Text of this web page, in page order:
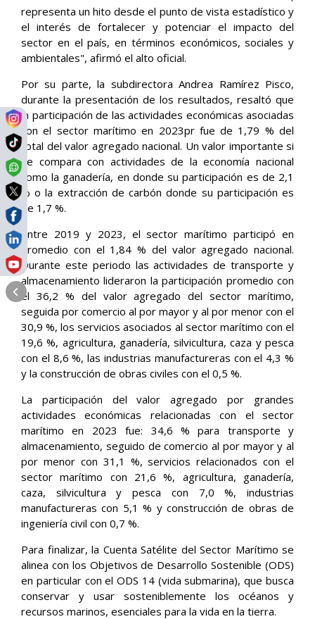
representa un hito desde el punto de vista estadístico y
el interés de fortalecer y potenciar el impacto del
sector en el país, en términos económicos, sociales y
ambientales", afirmó el alto oficial.
Por su parte, la subdirectora Andrea Ramírez Pisco,
durante la presentación de los resultados, resaltó que
la participación de las actividades económicas asociadas
con el sector marítimo en 2023pr fue de 1,79 % del
total del valor agregado nacional. Un valor importante si
se compara con actividades de la economía nacional
como la ganadería, en donde su participación es de 2,1
% o la extracción de carbón donde su participación es
de 1,7 %.
Entre 2019 y 2023, el sector marítimo participó en
promedio con el 1,84 % del valor agregado nacional.
Durante este periodo las actividades de transporte y
almacenamiento lideraron la participación promedio con
el 36,2 % del valor agregado del sector marítimo,
seguida por comercio al por mayor y al por menor con el
30,9 %, los servicios asociados al sector marítimo con el
19,6 %, agricultura, ganadería, silvicultura, caza y pesca
con el 8,6 %, las industrias manufactureras con el 4,3 %
y la construcción de obras civiles con el 0,5 %.
La participación del valor agregado por grandes
actividades económicas relacionadas con el sector
marítimo en 2023 fue: 34,6 % para transporte y
almacenamiento, seguido de comercio al por mayor y al
por menor con 31,1 %, servicios relacionados con el
sector marítimo con 21,6 %, agricultura, ganadería,
caza, silvicultura y pesca con 7,0 %, industrias
manufactureras con 5,1 % y construcción de obras de
ingeniería civil con 0,7 %.
Para finalizar, la Cuenta Satélite del Sector Marítimo se
alinea con los Objetivos de Desarrollo Sostenible (ODS)
en particular con el ODS 14 (vida submarina), que busca
conservar y usar sosteniblemente los océanos y
recursos marinos, esenciales para la vida en la tierra.